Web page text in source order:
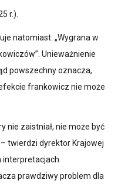
r.).
natomiast: „Wygrana w
Unieważnienie
powszechny oznacza,
frankowicz nie może
nie zaistniał, nie może być
twierdzi dyrektor Krajowej
interpretacjach
prawdziwy problem dla